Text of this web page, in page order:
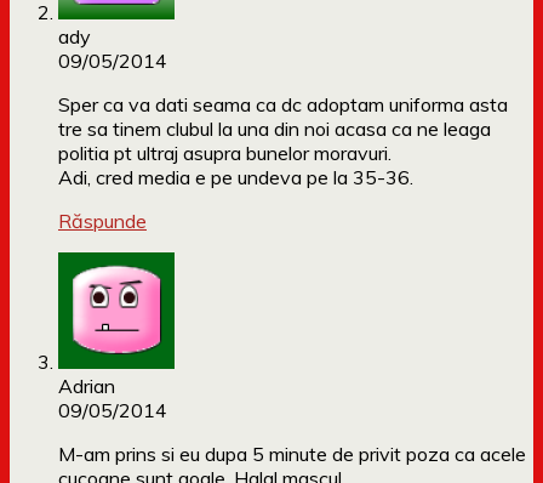
ady
09/05/2014
Sper ca va dati seama ca dc adoptam uniforma asta
tre sa tinem clubul la una din noi acasa ca ne leaga
politia pt ultraj asupra bunelor moravuri.
Adi, cred media e pe undeva pe la 35-36.
Răspunde
Adrian
09/05/2014
M-am prins si eu dupa 5 minute de privit poza ca acele